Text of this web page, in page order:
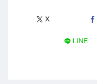
X
LINE